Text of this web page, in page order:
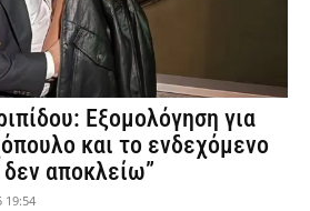
Εξομολόγηση για
και το ενδεχόμενο
αποκλείω”
19:54